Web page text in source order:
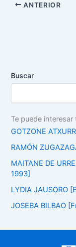
ANTERIOR
Buscar
Te puede interesar
GOTZONE
RAMÓN
MAITANE DE
1993]
LYDIA JAUSORO
JOSEBA BILBAO